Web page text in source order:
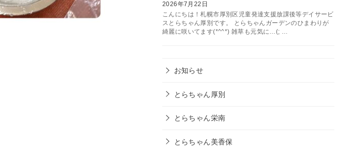
2026年7月22日
こんにちは！札幌市厚別区児童発達支援放課後等デイサービ
スとらちゃん厚別です。 とらちゃんガーデンのひまわりが
綺麗に咲いてます(*^^*) 雑草も元気に…(; …
お知らせ
とらちゃん厚別
とらちゃん栄南
とらちゃん美香保